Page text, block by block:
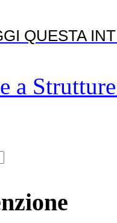
QUESTA
a